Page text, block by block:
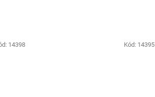
14398 Kód: 14395